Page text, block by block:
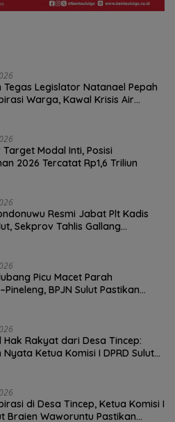
Tegas Legislator Natanael Pepah
Warga, Kawal Krisis Air
Target Modal Inti, Posisi
2026 Tercatat Rp1,6 Triliun
Resmi Jabat Plt Kadis
Sekprov Tahlis Gallang
Picu Macet Parah
BPJN Sulut Pastikan
Hak Rakyat dari Desa Tincep:
Ketua Komisi I DPRD Sulut
di Desa Tincep, Ketua Komisi I
Braien Waworuntu Pastikan